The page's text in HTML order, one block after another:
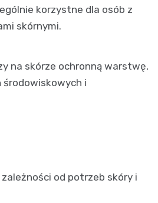
korzystne dla osób z
skórnymi.
na skórze ochronną warstwę,
środowiskowych i
od potrzeb skóry i